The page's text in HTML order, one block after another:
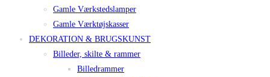
Gamle Værkstedslamper
Gamle Værktøjskasser
DEKORATION & BRUGSKUNST
Billeder, skilte & rammer
Billedrammer